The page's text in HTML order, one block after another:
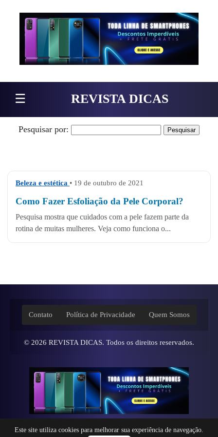
Pular para o conteúdo
☰ REVISTA DICAS
Pesquisar por:
Beleza e estética • 19 de outubro de 2021
Como Fazer Esfoliação da Pele Corporal?
Pesquisa mostra que cuidados com a pele fazem parte da
rotina de muitas mulheres. Veja como funciona o...
Contato Política de Privacidade Quem Somos
© 2026 REVISTA DICAS. Todos os direitos reservados.
Este site utiliza cookies para melhorar sua experiência de navegação.